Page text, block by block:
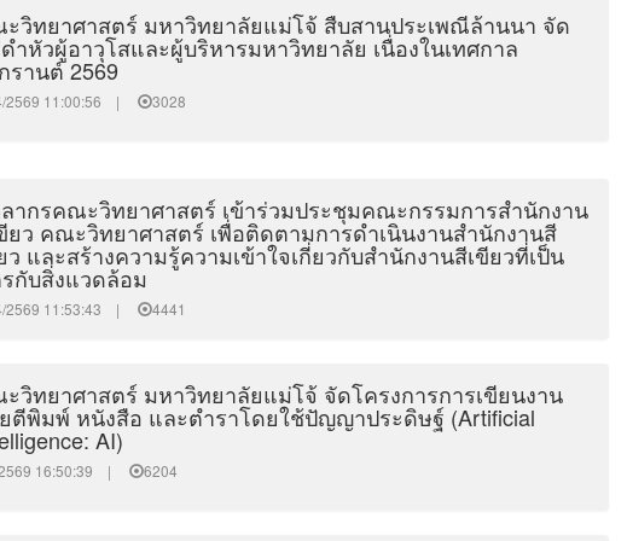
วิทยาศาสตร์ มหาวิทยาลัยแม่โจ้ สืบสานประเพณีล้านนา จัด
ำหัวผู้อาวุโสและผู้บริหารมหาวิทยาลัย เนื่องในเทศกาล
รานต์ 2569
2569 11:00:56 | 3028
ากรคณะวิทยาศาสตร์ เข้าร่วมประชุมคณะกรรมการสำนักงาน
ยว คณะวิทยาศาสตร์ เพื่อติดตามการดำเนินงานสำนักงานสี
ว และสร้างความรู้ความเข้าใจเกี่ยวกับสำนักงานสีเขียวที่เป็น
กับสิ่งแวดล้อม
2569 11:53:43 | 4441
วิทยาศาสตร์ มหาวิทยาลัยแม่โจ้ จัดโครงการการเขียนงาน
ตีพิมพ์ หนังสือ และตำราโดยใช้ปัญญาประดิษฐ์ (Artificial
AI)
16:50:39 | 6204